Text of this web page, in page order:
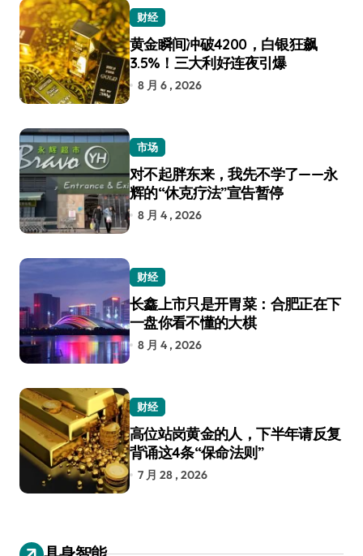
财经
黄金瞬间冲破4200，白银狂飙
3.5%！三大利好连夜引爆
8 月 6 , 2026
市场
对不起胖东来，我先不学了——永
辉的“休克疗法”宣告暂停
8 月 4 , 2026
财经
长鑫上市只是开胃菜：合肥正在下
一盘你看不懂的大棋
8 月 4 , 2026
财经
高位站岗黄金的人，下半年请反复
背诵这4条“保命法则”
7 月 28 , 2026